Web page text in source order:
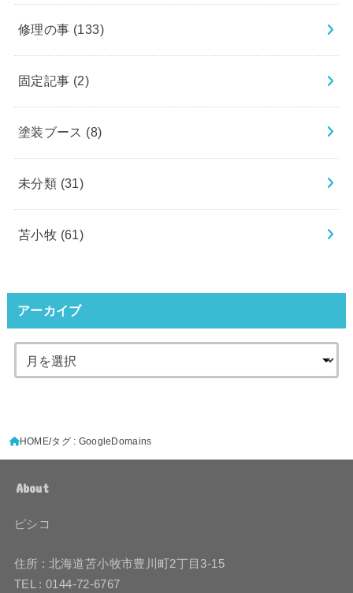
修理の事 (133)
固定記事 (2)
塗装ブース (8)
未分類 (31)
苫小牧 (61)
アーカイブ
HOME タグ : GoogleDomains
About
ピシコ
住所 : 北海道苫小牧市豊川町2丁目3-15
TEL : 0144-72-6767